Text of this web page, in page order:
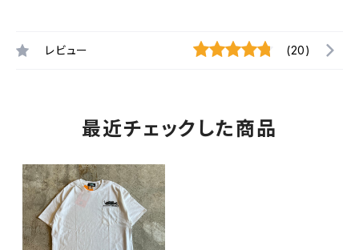
レビュー (20)
最近チェックした商品